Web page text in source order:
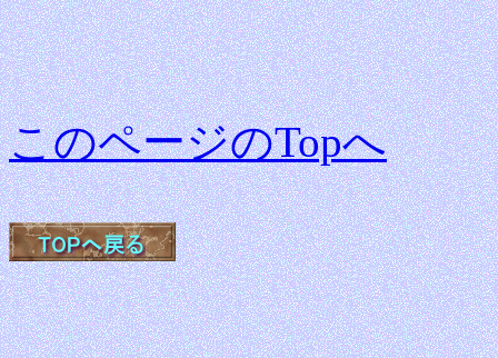
このページのTopへ